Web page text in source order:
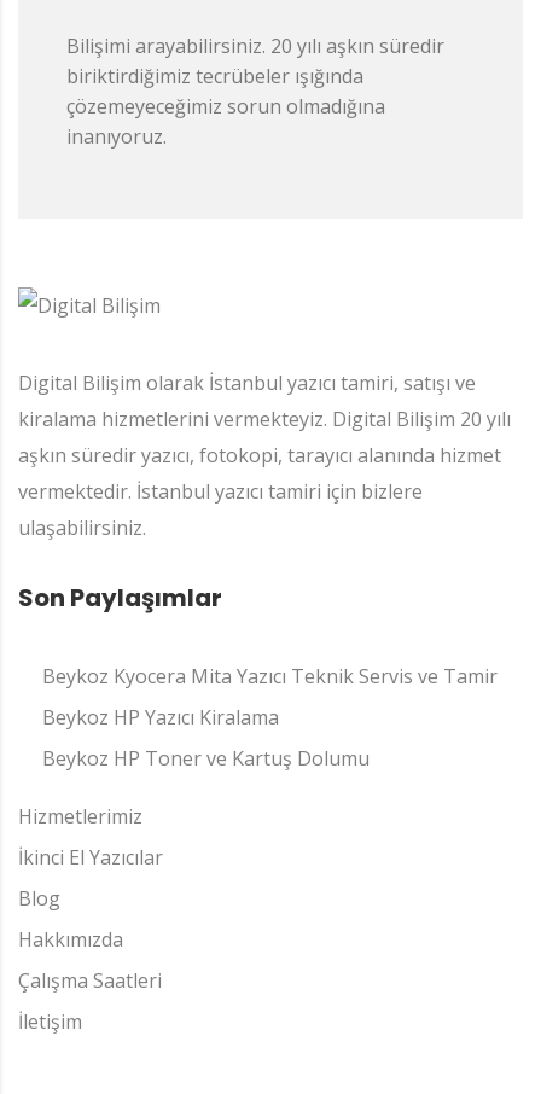
Bilişimi arayabilirsiniz. 20 yılı aşkın süredir
biriktirdiğimiz tecrübeler ışığında
çözemeyeceğimiz sorun olmadığına
inanıyoruz.
Digital Bilişim olarak İstanbul yazıcı tamiri, satışı ve
kiralama hizmetlerini vermekteyiz. Digital Bilişim 20 yılı
aşkın süredir yazıcı, fotokopi, tarayıcı alanında hizmet
vermektedir. İstanbul yazıcı tamiri için bizlere
ulaşabilirsiniz.
Son Paylaşımlar
Beykoz Kyocera Mita Yazıcı Teknik Servis ve Tamir
Beykoz HP Yazıcı Kiralama
Beykoz HP Toner ve Kartuş Dolumu
Hizmetlerimiz
İkinci El Yazıcılar
Blog
Hakkımızda
Çalışma Saatleri
İletişim